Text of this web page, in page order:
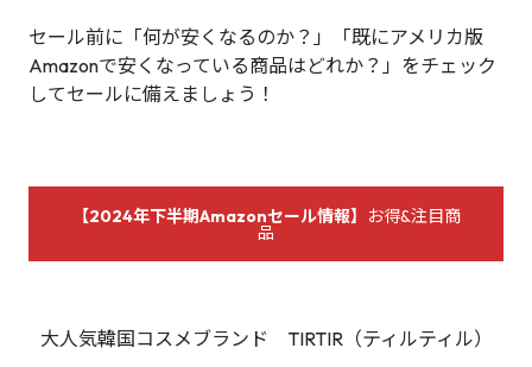
セール前に「何が安くなるのか？」「既にアメリカ版
Amazonで安くなっている商品はどれか？」をチェック
してセールに備えましょう！
【2024年下半期Amazonセール情報】 お得&注目商
品
大人気韓国コスメブランド TIRTIR（ティルティル）